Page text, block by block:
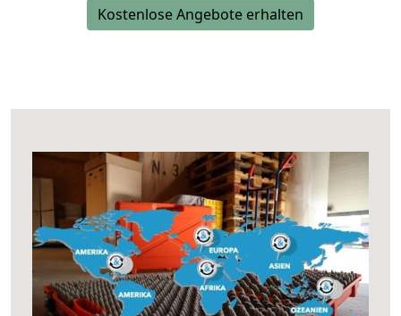
Kostenlose Angebote erhalten